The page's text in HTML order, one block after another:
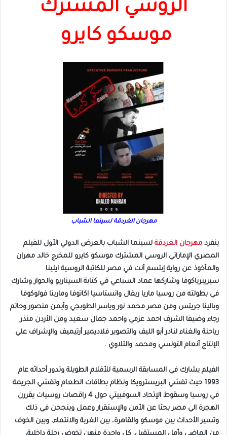
الروسي المشترك
موسكو كايرو
مهرجان الغردقة لسينما الشباب
ينفرد مهرجان الغردقة لسينما الشباب بالعرض الدولي الأول للفيلم
المصري الإماراتي الروسي المشترك موسكو كايرو للمخرج خالد مهران
والمأخوذ عن رواية إبتسم أنت في مصر للكاتبة الروسية ايلينا
سيريبرياكوفا وشاركها عماد السباعي في كتابة السيناريو والحوار وشارك
في بطولته من روسيا ماريا ريفال وانستاسيا اكاتوفا ومارينا فولوكوفا
وبالينا جريتس ومن مصر محمد نور وياسر الطوبجي وأيمن منصور وحاتم
رجاء وضيفا الشرف احمد عزمي واحمد جمال سعيد ومن الأردن منذر
رياحنة والغناء لنادر أبو الليف والتصوير فلاديمير أرتيميف والإشراف علي
الإنتاج أنعام التونسي ومحمد والتلاوي .
الفيلم يشارك في المسابقة الرسمية للأفلام الطويلة وتدور أحداثه عام
1993 حيث تفشي البريسترويكا ونظام بطاقات الطعام وتفشي الجريمة
في روسيا وسقوط الإتحاد السوفييتي حول 4 راقصات روسيات يقررن
الهجرة الي مصر بحثا عن الأمن والإستقرار وعمل وينجحن في ذلك
وتسير الأحداث بين موسكو والقاهرة، بين الغربة والانتماء، وبين الخوف